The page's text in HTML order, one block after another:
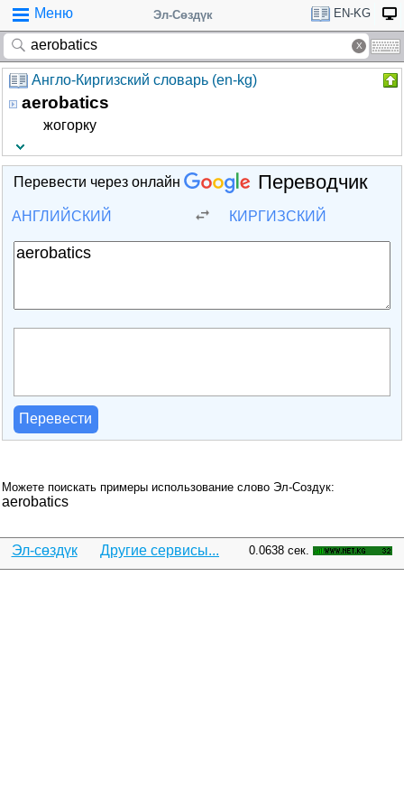
Меню Эл-Сөздүк EN-KG
Англо-Киргизский словарь (en-kg)
aerobatics
жогорку
Перевести через онлайн Переводчик
АНГЛИЙСКИЙ КИРГИЗСКИЙ
Перевести
Можете поискать примеры использование слово Эл-Создук:
aerobatics
Эл-сөздүк Другие сервисы... 0.0638 сек.